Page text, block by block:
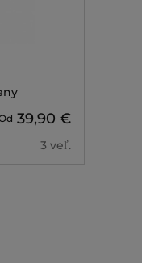
39,90 €
3 veľ.